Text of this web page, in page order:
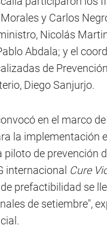
y Carlos
Nicolás
Abdala; y el
de
Diego Sanjurjo.
en el marco
la implementación
piloto de prevención
internacional Cure
prefactibilidad se
de setiembre",